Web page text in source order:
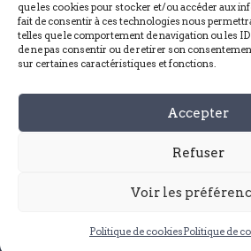
que les cookies pour stocker et/ou accéder aux
fait de consentir à ces technologies nous
telles que le comportement de navigation ou les
de ne pas consentir ou de retirer son
sur certaines caractéristiques et fonctions.
Accepter
Refuser
Voir les
Politique de cookiesPolitique de
Légal
Mentions
Politique de
Conditions générales
Politique de cookies